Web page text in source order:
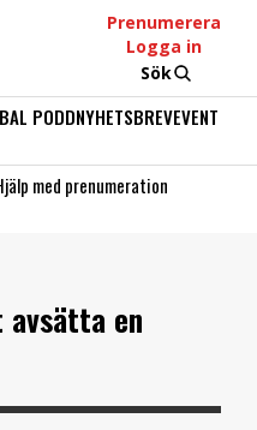
Prenumerera
Logga in
Sök
PODDNYHETSBREVEVENT
med prenumeration
en